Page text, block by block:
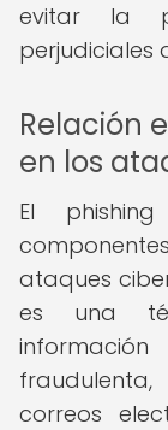
evitar la
perjudiciales
Relación
en los
El
ataques
es una
correos